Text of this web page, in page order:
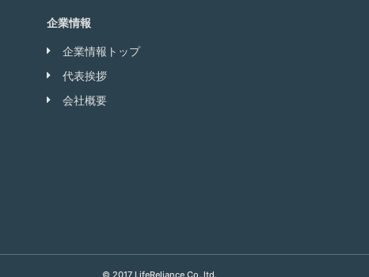
企業情報
企業情報トップ
代表挨拶
会社概要
© 2017 LifeReliance Co.,ltd.